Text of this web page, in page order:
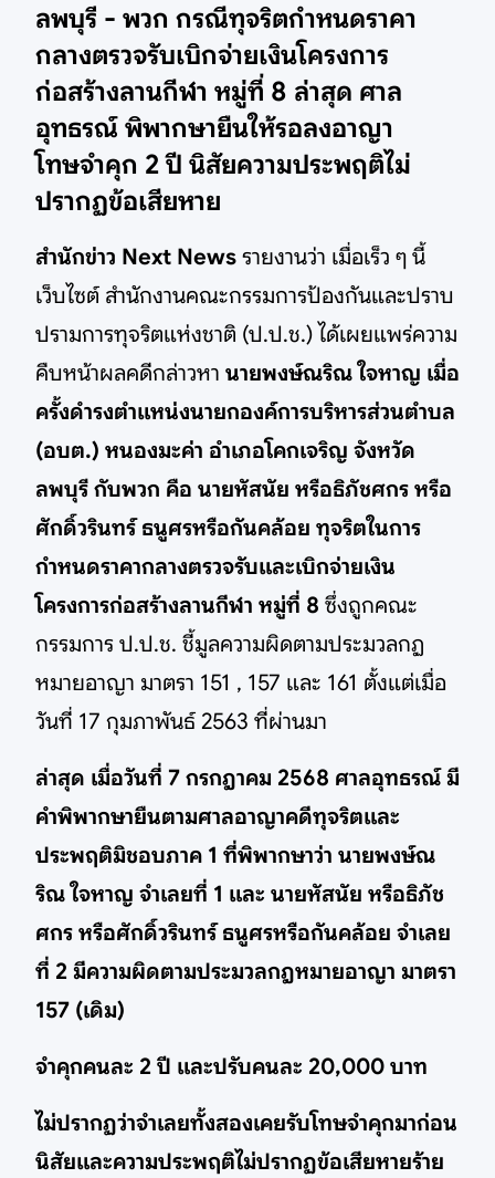
ลพบุรี - พวก กรณีทุจริตกำหนดราคา
กลางตรวจรับเบิกจ่ายเงินโครงการ
ก่อสร้างลานกีฬา หมู่ที่ 8 ล่าสุด ศาล
อุทธรณ์ พิพากษายืนให้รอลงอาญา
โทษจำคุก 2 ปี นิสัยความประพฤติไม่
ปรากฏข้อเสียหาย
สำนักข่าว Next News รายงานว่า เมื่อเร็ว ๆ นี้
เว็บไซต์ สำนักงานคณะกรรมการป้องกันและปราบ
ปรามการทุจริตแห่งชาติ (ป.ป.ช.) ได้เผยแพร่ความ
คืบหน้าผลคดีกล่าวหา นายพงษ์ณริณ ใจหาญ เมื่อ
ครั้งดำรงตำแหน่งนายกองค์การบริหารส่วนตำบล
(อบต.) หนองมะค่า อำเภอโคกเจริญ จังหวัด
ลพบุรี กับพวก คือ นายหัสนัย หรือธิภัชศกร หรือ
ศักดิ์วรินทร์ ธนูศรหรือกันคล้อย ทุจริตในการ
กำหนดราคากลางตรวจรับและเบิกจ่ายเงิน
โครงการก่อสร้างลานกีฬา หมู่ที่ 8 ซึ่งถูกคณะ
กรรมการ ป.ป.ช. ชี้มูลความผิดตามประมวลกฏ
หมายอาญา มาตรา 151 , 157 และ 161 ตั้งแต่เมื่อ
วันที่ 17 กุมภาพันธ์ 2563 ที่ผ่านมา
ล่าสุด เมื่อวันที่ 7 กรกฎาคม 2568 ศาลอุทธรณ์ มี
คำพิพากษายืนตามศาลอาญาคดีทุจริตและ
ประพฤติมิชอบภาค 1 ที่พิพากษาว่า นายพงษ์ณ
ริณ ใจหาญ จำเลยที่ 1 และ นายหัสนัย หรือธิภัช
ศกร หรือศักดิ์วรินทร์ ธนูศรหรือกันคล้อย จำเลย
ที่ 2 มีความผิดตามประมวลกฎหมายอาญา มาตรา
157 (เดิม)
จำคุกคนละ 2 ปี และปรับคนละ 20,000 บาท
ไม่ปรากฏว่าจำเลยทั้งสองเคยรับโทษจำคุกมาก่อน
นิสัยและความประพฤติไม่ปรากฏข้อเสียหายร้าย